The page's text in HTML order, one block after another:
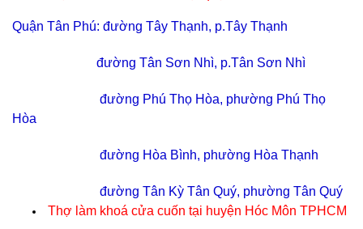
Quận Tân Phú: đường Tây Thạnh, p.Tây Thạnh
đường Tân Sơn Nhì, p.Tân Sơn Nhì
đường Phú Thọ Hòa, phường Phú Thọ
Hòa
đường Hòa Bình, phường Hòa Thạnh
đường Tân Kỳ Tân Quý, phường Tân Quý
Thợ làm khoá cửa cuốn tại huyện Hóc Môn TPHCM